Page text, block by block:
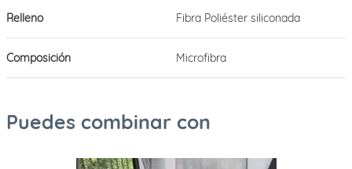
Relleno Fibra Poliéster siliconada
Composición Microfibra
Puedes combinar con